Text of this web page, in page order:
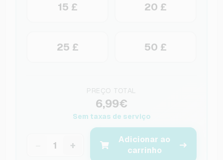
15 £ 20 £
25 £ 50 £
PREÇO TOTAL
6,99€
Sem taxas de serviço
+
Adicionar ao
carrinho